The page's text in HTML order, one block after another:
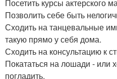
Посетить курсы актерского
Позволить себе быть
Сходить на танцевальные
такую прямо у себя дома.
Сходить на консультацию к
Покататься на лошади - или
погладить.